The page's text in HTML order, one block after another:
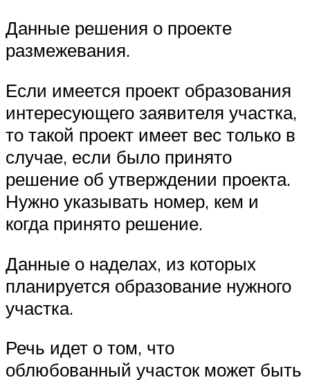
Данные решения о проекте
размежевания.
Если имеется проект образования
интересующего заявителя участка,
то такой проект имеет вес только в
случае, если было принято
решение об утверждении проекта.
Нужно указывать номер, кем и
когда принято решение.
Данные о наделах, из которых
планируется образование нужного
участка.
Речь идет о том, что
облюбованный участок может быть